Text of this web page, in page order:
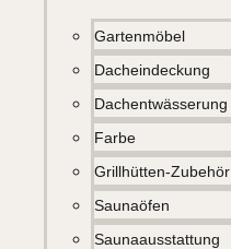
Gartenmöbel
Dacheindeckung
Dachentwässerung
Farbe
Grillhütten-Zubehör
Saunaöfen
Saunaausstattung